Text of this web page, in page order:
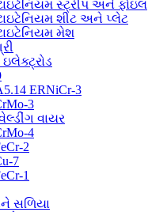
સ્ટ્રીપ અને ફોઇલ
શીટ અને પ્લેટ
મેશ
ERNiCr-3
3
વાયર
4
2
7
1
સળિયા